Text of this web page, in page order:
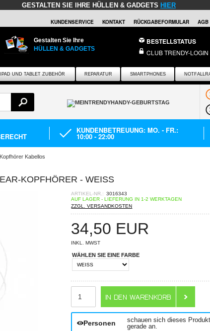
GESTALTEN SIE IHRE HÜLLEN & GADGETS HIER
KUNDENSERVICE KONTAKT RÜCKGABEFORMULAR AGB
Gestalten Sie Ihre
HÜLLEN & GADGETS
BESTELLSTATUS
CLUB TRENDY-LOGIN
IPAD UND TABLET ZUBEHÖR REPARATUR SMARTPHONES
KUNDENBETREUUNG: MO. - FR.:
10:00 - 22:00
Kopfhörer Kabellos
KOPFHÖRER - WEISS
ARTIKEL-NR.: 3016343
AUF LAGER - LIEFERUNG IN 1-2 WERKTAGEN
ZZGL. VERSANDKOSTEN
34,50 EUR
INKL. MWST
WÄHLEN SIE EINE FARBE
Personen
schauen sich dieses Produkt
gerade an.